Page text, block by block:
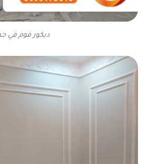
ديكور فوم في